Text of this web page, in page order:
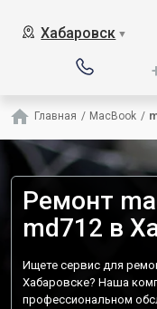
Хабаровск ▼
Главная / MacBook /
Ремонт
md712 в
Ищете сервис для
Хабаровске? Наша
профессиональном